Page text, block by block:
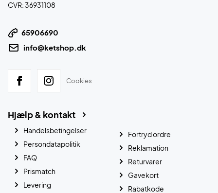
CVR: 36931108
65906690
info@ketshop.dk
Cookies
Hjælp & kontakt
Handelsbetingelser
Persondatapolitik
FAQ
Prismatch
Levering
Fortryd ordre
Reklamation
Returvarer
Gavekort
Rabatkode